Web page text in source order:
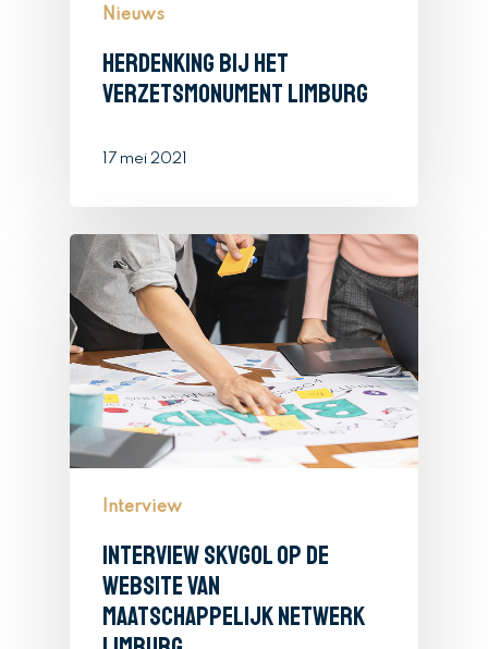
Nieuws
Herdenking bij het
verzetsmonument Limburg
17 mei 2021
Interview
Interview SKVGOL op de
website van
Maatschappelijk Netwerk